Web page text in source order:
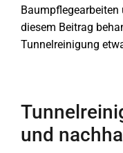
diesem Beitrag
Tunnelreinigung
und